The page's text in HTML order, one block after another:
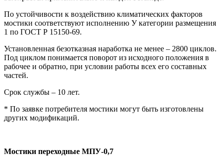
По устойчивости к воздействию климатических факторов
мостики соответствуют исполнению У категории размещения
1 по ГОСТ Р 15150-69.
Установленная безотказная наработка не менее – 2800 циклов.
Под циклом понимается поворот из исходного положения в
рабочее и обратно, при условии работы всех его составных
частей.
Срок службы – 10 лет.
* По заявке потребителя мостики могут быть изготовлены
других модификаций.
Мостики переходные МПУ-0,7